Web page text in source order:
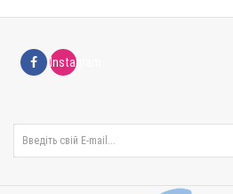
Instagram